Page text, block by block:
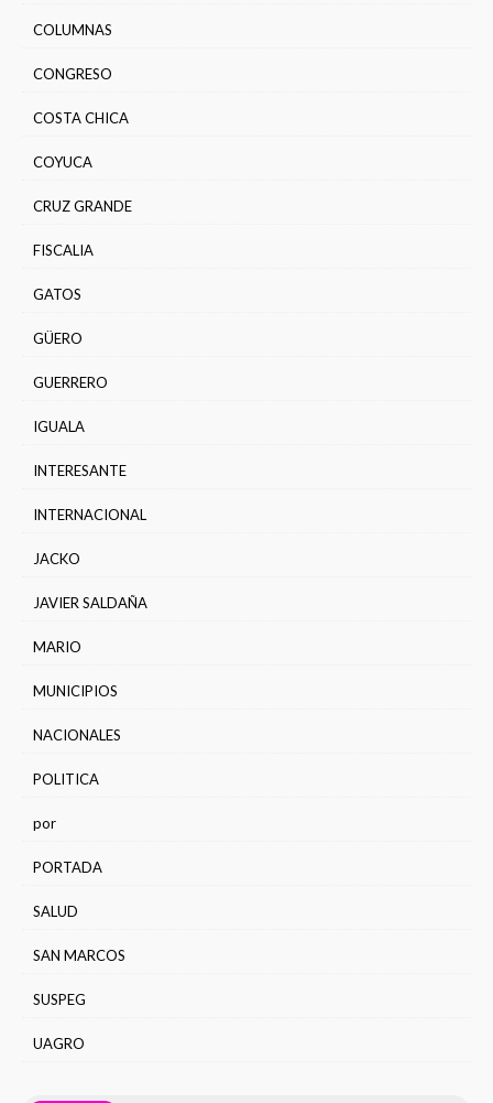
COLUMNAS
CONGRESO
COSTA CHICA
COYUCA
CRUZ GRANDE
FISCALIA
GATOS
GÜERO
GUERRERO
IGUALA
INTERESANTE
INTERNACIONAL
JACKO
JAVIER SALDAÑA
MARIO
MUNICIPIOS
NACIONALES
POLITICA
por
PORTADA
SALUD
SAN MARCOS
SUSPEG
UAGRO